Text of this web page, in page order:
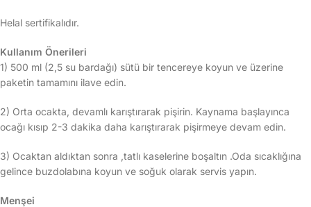
Helal sertifikalıdır.
Kullanım Önerileri
1) 500 ml (2,5 su bardağı) sütü bir tencereye koyun ve üzerine
paketin tamamını ilave edin.
2) Orta ocakta, devamlı karıştırarak pişirin. Kaynama başlayınca
ocağı kısıp 2-3 dakika daha karıştırarak pişirmeye devam edin.
3) Ocaktan aldıktan sonra ,tatlı kaselerine boşaltın .Oda sıcaklığına
gelince buzdolabına koyun ve soğuk olarak servis yapın.
Menşei